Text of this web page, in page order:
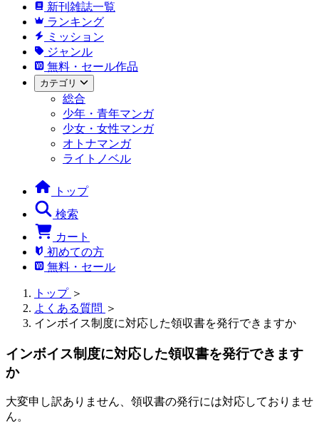
新刊雑誌一覧
ランキング
ミッション
ジャンル
無料・セール作品
カテゴリ
総合
少年・青年マンガ
少女・女性マンガ
オトナマンガ
ライトノベル
トップ
検索
カート
初めての方
無料・セール
トップ ＞
よくある質問 ＞
インボイス制度に対応した領収書を発行できますか
インボイス制度に対応した領収書を発行できます
か
大変申し訳ありません、領収書の発行には対応しておりませ
ん。